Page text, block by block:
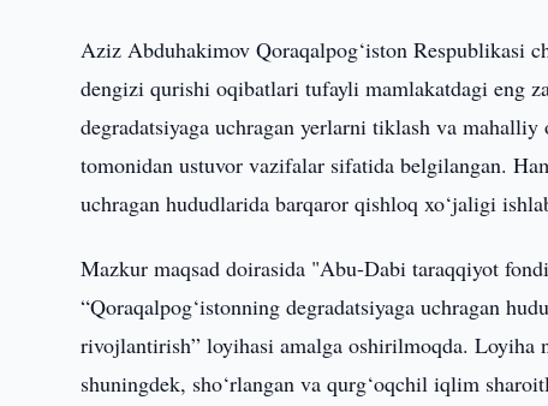
Aziz Abduhakimov Qoraqalpog‘iston Respublikasi
dengizi qurishi oqibatlari tufayli mamlakatdagi eng
degradatsiyaga uchragan yerlarni tiklash va
tomonidan ustuvor vazifalar sifatida belgilangan.
uchragan hududlarida barqaror qishloq xo‘jaligi
Mazkur maqsad doirasida "Abu-Dabi taraqqiyot
“Qoraqalpog‘istonning degradatsiyaga uchragan
rivojlantirish” loyihasi amalga oshirilmoqda. Loyiha
shuningdek, sho‘rlangan va qurg‘oqchil iqlim